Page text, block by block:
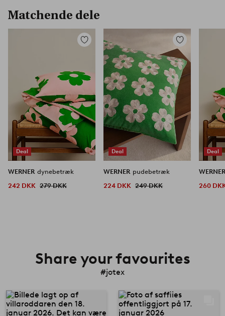
Matchende dele
Deal
Tilføj
favoritter
WERNER dynebetræk
242 DKK 279 DKK
Deal
Tilføj
til
favoritter
WERNER pudebetræk
224 DKK 249 DKK
Deal
260
Share your favourites
#jotex